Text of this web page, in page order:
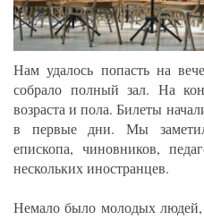
Нам удалось попасть на
собрало полный зал. На
возраста и пола. Билеты
в первые дни. Мы
епископа, чиновников,
нескольких иностранцев.
Немало было молодых